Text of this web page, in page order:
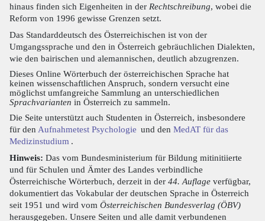
hinaus finden sich Eigenheiten in der Rechtschreibung, wobei die
Reform von 1996 gewisse Grenzen setzt.
Das Standarddeutsch des Österreichischen ist von der
Umgangssprache und den in Österreich gebräuchlichen Dialekten,
wie den bairischen und alemannischen, deutlich abzugrenzen.
Dieses Online Wörterbuch der österreichischen Sprache hat
keinen wissenschaftlichen Anspruch, sondern versucht eine
möglichst umfangreiche Sammlung an unterschiedlichen
Sprachvarianten in Österreich zu sammeln.
Die Seite unterstützt auch Studenten in Österreich, insbesondere
für den Aufnahmetest Psychologie und den MedAT für das
Medizinstudium .
Hinweis: Das vom Bundesministerium für Bildung mitinitiierte
und für Schulen und Ämter des Landes verbindliche
Österreichische Wörterbuch, derzeit in der 44. Auflage verfügbar,
dokumentiert das Vokabular der deutschen Sprache in Österreich
seit 1951 und wird vom Österreichischen Bundesverlag (ÖBV)
herausgegeben. Unsere Seiten und alle damit verbundenen